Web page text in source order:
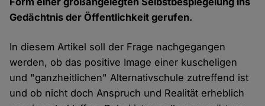
Gedächtnis der Öffentlichkeit gerufen.
In diesem Artikel soll der Frage nachgegangen
werden, ob das positive Image einer kuscheligen
und "ganzheitlichen" Alternativschule zutreffend ist
und ob nicht doch Anspruch und Realität erheblich